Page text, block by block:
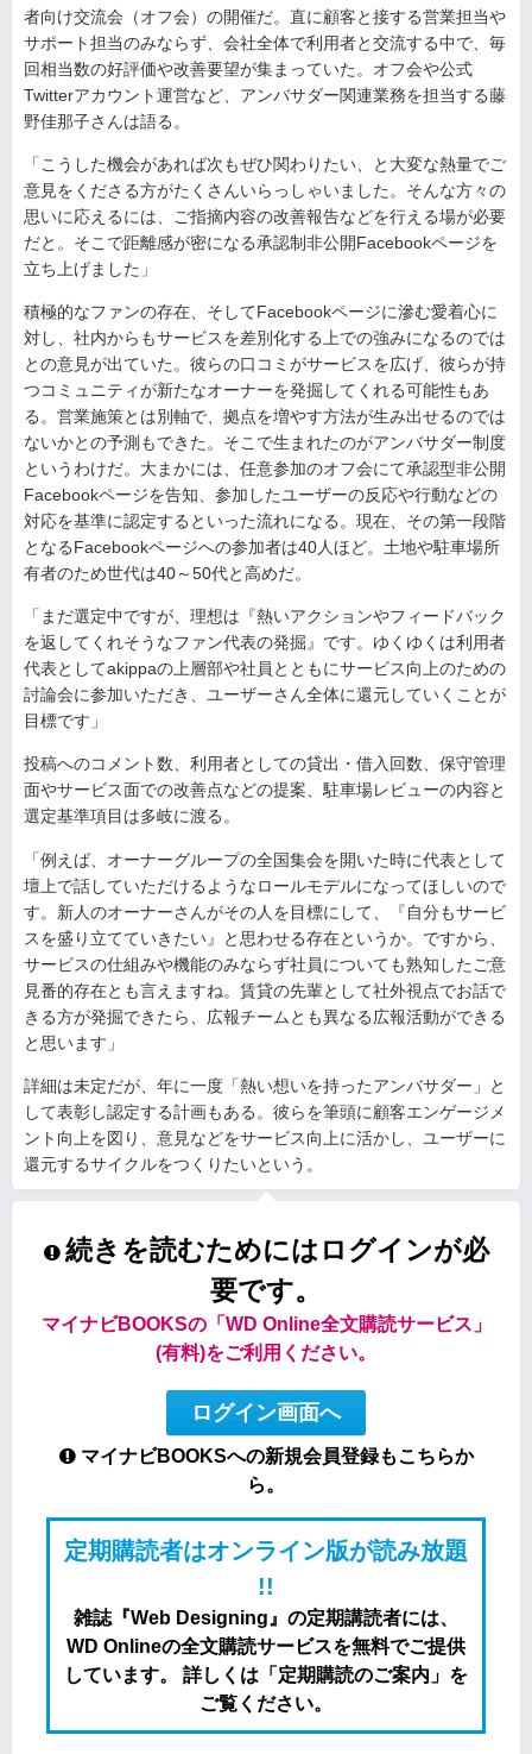
者向け交流会（オフ会）の開催だ。直に顧客と接する営業担当や
サポート担当のみならず、会社全体で利用者と交流する中で、毎
回相当数の好評価や改善要望が集まっていた。オフ会や公式
Twitterアカウント運営など、アンバサダー関連業務を担当する藤
野佳那子さんは語る。
「こうした機会があれば次もぜひ関わりたい、と大変な熱量でご
意見をくださる方がたくさんいらっしゃいました。そんな方々の
思いに応えるには、ご指摘内容の改善報告などを行える場が必要
だと。そこで距離感が密になる承認制非公開Facebookページを
立ち上げました」
積極的なファンの存在、そしてFacebookページに滲む愛着心に
対し、社内からもサービスを差別化する上での強みになるのでは
との意見が出ていた。彼らの口コミがサービスを広げ、彼らが持
つコミュニティが新たなオーナーを発掘してくれる可能性もあ
る。営業施策とは別軸で、拠点を増やす方法が生み出せるのでは
ないかとの予測もできた。そこで生まれたのがアンバサダー制度
というわけだ。大まかには、任意参加のオフ会にて承認型非公開
Facebookページを告知、参加したユーザーの反応や行動などの
対応を基準に認定するといった流れになる。現在、その第一段階
となるFacebookページへの参加者は40人ほど。土地や駐車場所
有者のため世代は40～50代と高めだ。
「まだ選定中ですが、理想は『熱いアクションやフィードバック
を返してくれそうなファン代表の発掘』です。ゆくゆくは利用者
代表としてakippaの上層部や社員とともにサービス向上のための
討論会に参加いただき、ユーザーさん全体に還元していくことが
目標です」
投稿へのコメント数、利用者としての貸出・借入回数、保守管理
面やサービス面での改善点などの提案、駐車場レビューの内容と
選定基準項目は多岐に渡る。
「例えば、オーナーグループの全国集会を開いた時に代表として
壇上で話していただけるようなロールモデルになってほしいので
す。新人のオーナーさんがその人を目標にして、『自分もサービ
スを盛り立てていきたい』と思わせる存在というか。ですから、
サービスの仕組みや機能のみならず社員についても熟知したご意
見番的存在とも言えますね。賃貸の先輩として社外視点でお話で
きる方が発掘できたら、広報チームとも異なる広報活動ができる
と思います」
詳細は未定だが、年に一度「熱い想いを持ったアンバサダー」と
して表彰し認定する計画もある。彼らを筆頭に顧客エンゲージメ
ント向上を図り、意見などをサービス向上に活かし、ユーザーに
還元するサイクルをつくりたいという。
続きを読むためにはログインが必
要です。
マイナビBOOKSの「WD Online全文購読サービス」
(有料)をご利用ください。
ログイン画面へ
マイナビBOOKSへの新規会員登録もこちらか
ら。
定期購読者はオンライン版が読み放題
!!
雑誌『Web Designing』の定期講読者には、
WD Onlineの全文購読サービスを無料でご提供
しています。 詳しくは「定期購読のご案内」を
ご覧ください。